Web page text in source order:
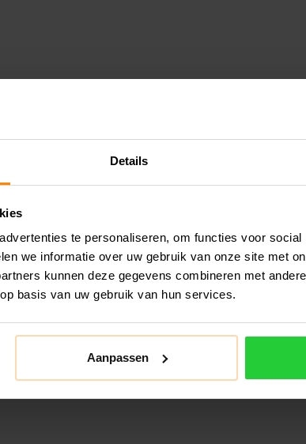
Details
te personaliseren, om functies voor
we informatie over uw gebruik van onze site met
kunnen deze gegevens combineren met
basis van uw gebruik van hun services.
Aanpassen